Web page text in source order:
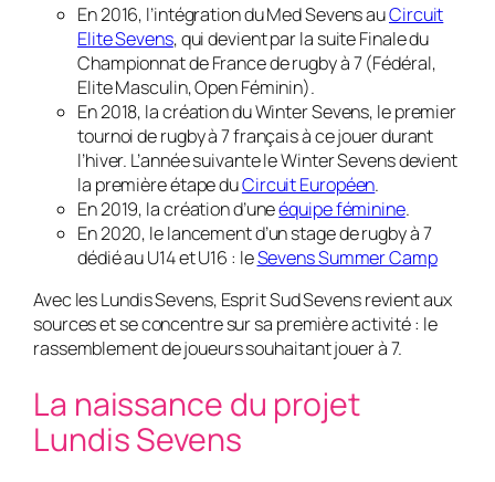
En 2016, l’intégration du Med Sevens auCircuit
Elite Sevens, qui devient par la suite Finale du
Championnat de France de rugby à 7 (Fédéral,
Elite Masculin, Open Féminin).
En 2018, la création du Winter Sevens, le premier
tournoi de rugby à 7 français à ce jouer durant
l’hiver. L’année suivante le Winter Sevens devient
la première étape duCircuit Européen.
En 2019, la création d’uneéquipe féminine.
En 2020, le lancement d’un stage de rugby à 7
dédié au U14 et U16 : leSevens Summer Camp
Avec les Lundis Sevens, Esprit Sud Sevens revient aux
sources et se concentre sur sa première activité : le
rassemblement de joueurs souhaitant jouer à 7.
La naissance du projet
Lundis Sevens